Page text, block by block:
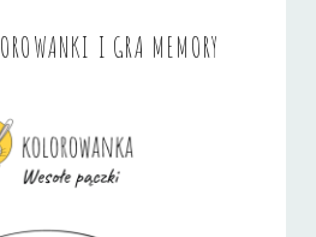
I GRA MEMORY